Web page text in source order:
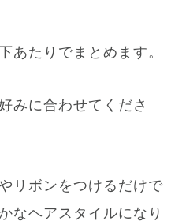
あたりでまとめます。
みに合わせてくださ
リボンをつけるだけで
なヘアスタイルになり